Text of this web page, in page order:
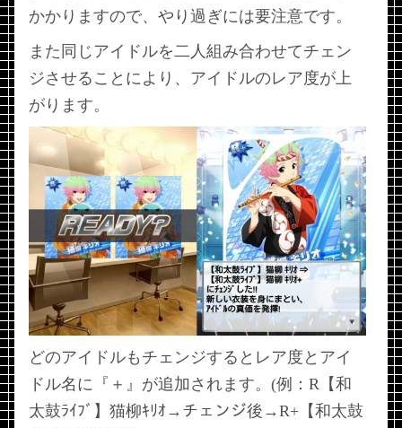
かかりますので、やり過ぎには要注意です。
また同じアイドルを二人組み合わせてチェン
ジさせることにより、アイドルのレア度が上
がります。
どのアイドルもチェンジするとレア度とアイ
ドル名に『＋』が追加されます。(例：R【和
太鼓ﾗｲﾌﾞ】猫柳ｷﾘｵ→チェンジ後→R+【和太鼓